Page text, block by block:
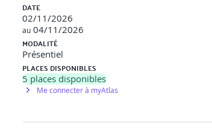
amiante
chantier amiante
de décontamination est obligatoire en cas de
DATE
02/11/2026
au 04/11/2026
MODALITÉ
Présentiel
PLACES DISPONIBLES
5 places disponibles
Me connecter à myAtlas